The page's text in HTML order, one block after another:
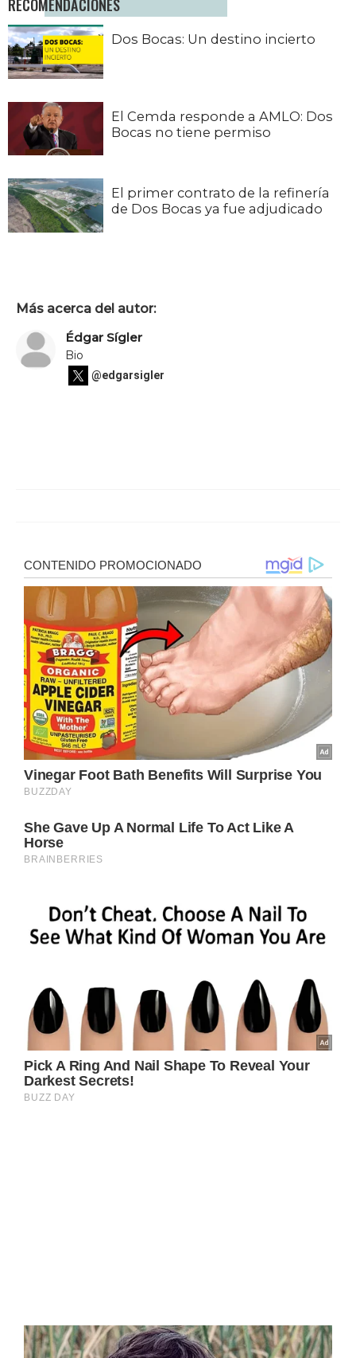
RECOMENDACIONES
Dos Bocas: Un destino incierto
El Cemda responde a AMLO: Dos
Bocas no tiene permiso
El primer contrato de la refinería
de Dos Bocas ya fue adjudicado
Más acerca del autor:
Édgar Sígler
Bio
@edgarsigler